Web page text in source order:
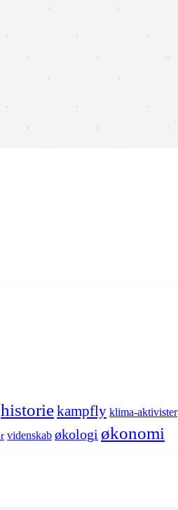
historiekampfly klima-aktivister
videnskab økologi økonomi